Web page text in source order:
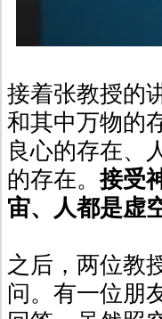
接着张教授的
和其中万物的
良心的存在、
的存在。 接受
宙、人都是虚
之后，两位教
问。有一位朋